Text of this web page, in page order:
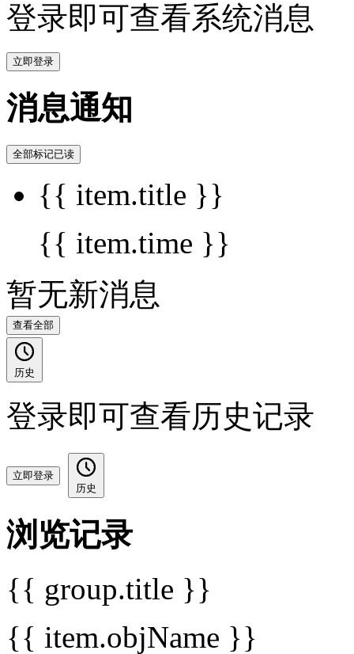
登录即可查看系统消息
立即登录
消息通知
全部标记已读
{{ item.title }}
{{ item.time }}
暂无新消息
查看全部
历史
登录即可查看历史记录
立即登录
历史
浏览记录
{{ group.title }}
{{ item.objName }}